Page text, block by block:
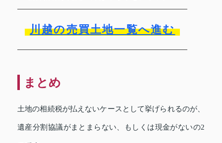
川越の売買土地一覧へ進む
まとめ
土地の相続税が払えないケースとして挙げられるのが、
遺産分割協議がまとまらない、もしくは現金がないの2